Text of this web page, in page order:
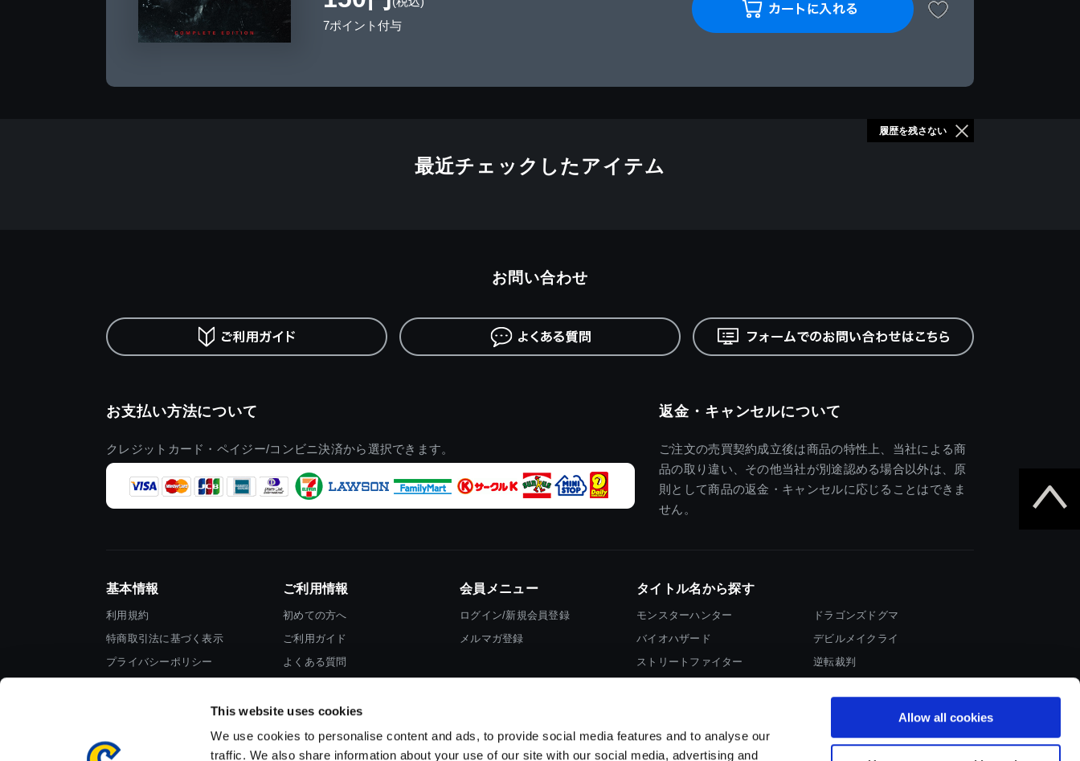
This website uses cookies
We use cookies to personalise content and ads, to provide social media features and to analyse our
traffic. We also share information about your use of our site with our social media, advertising and
Allow all cookies
7ポイント付与
最近チェックしたアイテム
履歴を残さない
お支払い方法について
クレジットカード・ペイジー/コンビニ決済から選択できます。
返金・キャンセルについて
ご注文の売買契約成立後は商品の特性上、当社による商
品の取り違い、その他当社が別途認める場合以外は、原
則として商品の返金・キャンセルに応じることはできま
せん。
お問い合わせ
基本情報
利用規約
特商取引法に基づく表示
プライバシーポリシー
ご利用情報
初めての方へ
ご利用ガイド
よくある質問
会員メニュー
ログイン/新規会員登録
メルマガ登録
タイトル名から探す
モンスターハンター
バイオハザード
ストリートファイター
ドラゴンズドグマ
デビルメイクライ
逆転裁判